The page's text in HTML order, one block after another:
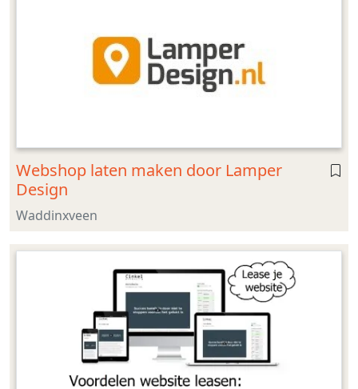
Webshop laten maken door Lamper
Design
Waddinxveen